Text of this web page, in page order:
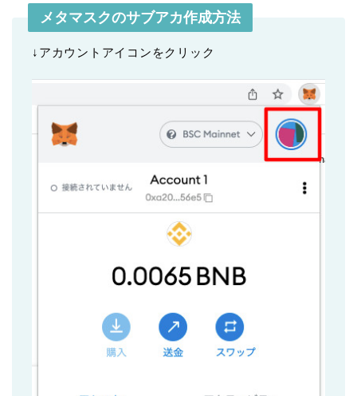
メタマスクのサブアカ作成方法
↓アカウントアイコンをクリック